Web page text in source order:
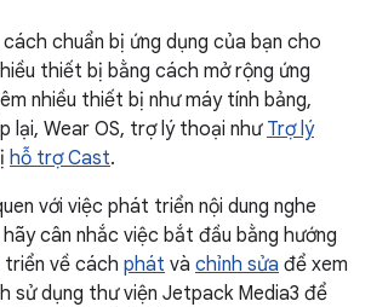
chuẩn bị ứng dụng của bạn cho
thiết bị bằng cách mở rộng ứng
nhiều thiết bị như máy tính bảng,
lại, Wear OS, trợ lý thoại nhưTrợ lý
hỗ trợ Cast.
với việc phát triển nội dung nghe
cân nhắc việc bắt đầu bằng hướng
về cách phát và chỉnh sửa để xem
sử dụng thư viện Jetpack Media3 để